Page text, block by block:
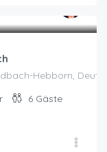
Hebborn,
6 Gäste